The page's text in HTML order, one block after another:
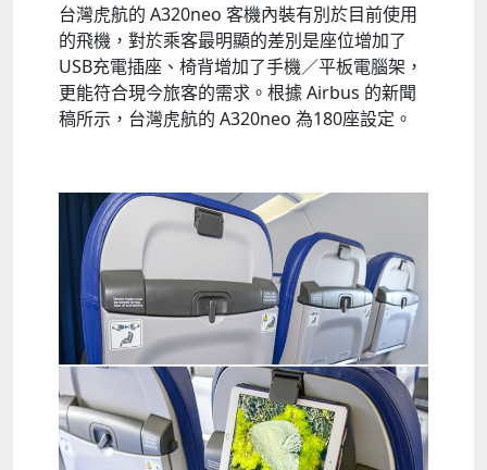
台灣虎航的 A320neo 客機內裝有別於目前使用
的飛機，對於乘客最明顯的差別是座位增加了
USB充電插座、椅背增加了手機／平板電腦架，
更能符合現今旅客的需求。根據 Airbus 的新聞
稿所示，台灣虎航的 A320neo 為180座設定。